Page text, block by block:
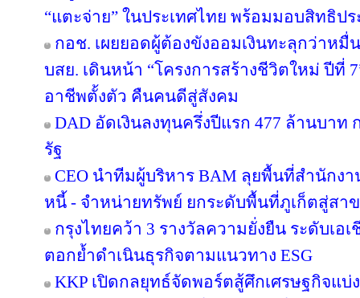
“แตะจ่าย” ในประเทศไทย พร้อมมอบสิทธิป
กอช. เผยยอดผู้ต้องขังออมเงินทะลุกว่าห
บสย. เดินหน้า “โครงการสร้างชีวิตใหม่ ปีที่
อาชีพตั้งตัว คืนคนดีสู่สังคม
DAD อัดเงินลงทุนครึ่งปีแรก 477 ล้านบาท
รัฐ
CEO นำทีมผู้บริหาร BAM ลุยพื้นที่สำนักงา
หนี้ - จำหน่ายทรัพย์ ยกระดับพื้นที่ภูเก็ตสู่ส
กรุงไทยคว้า 3 รางวัลความยั่งยืน ระดับเอเ
ตอกย้ำดำเนินธุรกิจตามแนวทาง ESG
KKP เปิดกลยุทธ์จัดพอร์ตสู้ศึกเศรษฐกิจแบ่